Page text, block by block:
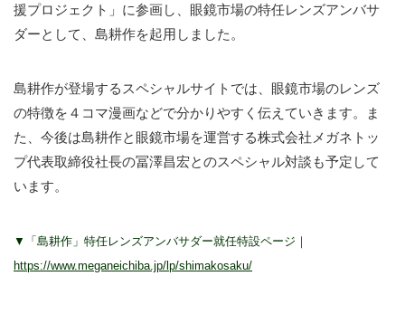
援プロジェクト」に参画し、眼鏡市場の特任レンズアンバサ
ダーとして、島耕作を起用しました。
島耕作が登場するスペシャルサイトでは、眼鏡市場のレンズ
の特徴を４コマ漫画などで分かりやすく伝えていきます。ま
た、今後は島耕作と眼鏡市場を運営する株式会社メガネトッ
プ代表取締役社長の冨澤昌宏とのスペシャル対談も予定して
います。
▼「島耕作」特任レンズアンバサダー就任特設ページ｜
https://www.meganeichiba.jp/lp/shimakosaku/